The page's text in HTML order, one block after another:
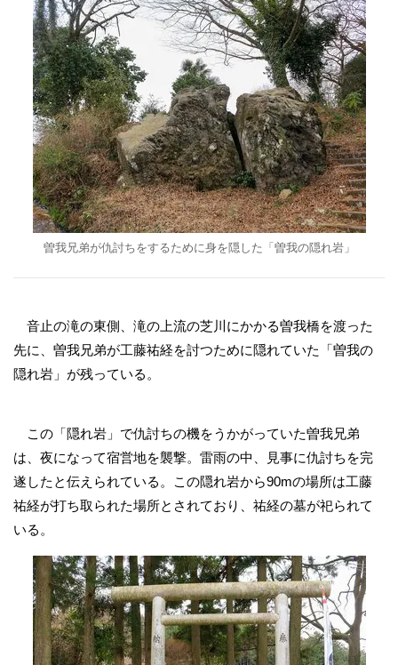
曽我兄弟が仇討ちをするために身を隠した「曽我の隠れ岩」
音止の滝の東側、滝の上流の芝川にかかる曽我橋を渡った
先に、曽我兄弟が工藤祐経を討つために隠れていた「曽我の
隠れ岩」が残っている。
この「隠れ岩」で仇討ちの機をうかがっていた曽我兄弟
は、夜になって宿営地を襲撃。雷雨の中、見事に仇討ちを完
遂したと伝えられている。この隠れ岩から90mの場所は工藤
祐経が打ち取られた場所とされており、祐経の墓が祀られて
いる。